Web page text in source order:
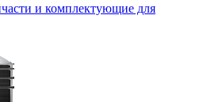
и комплектующие для